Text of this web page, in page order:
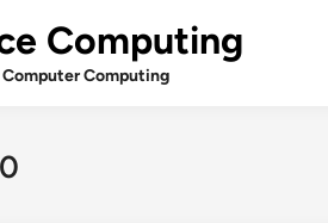
Computing
Computer Computing